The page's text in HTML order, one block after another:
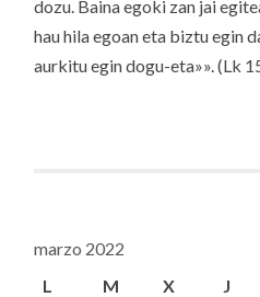
dozu. Baina egoki zan jai
hau hila egoan eta biztu egin
aurkitu egin dogu-eta»». (Lk
marzo 2022
L
M X J